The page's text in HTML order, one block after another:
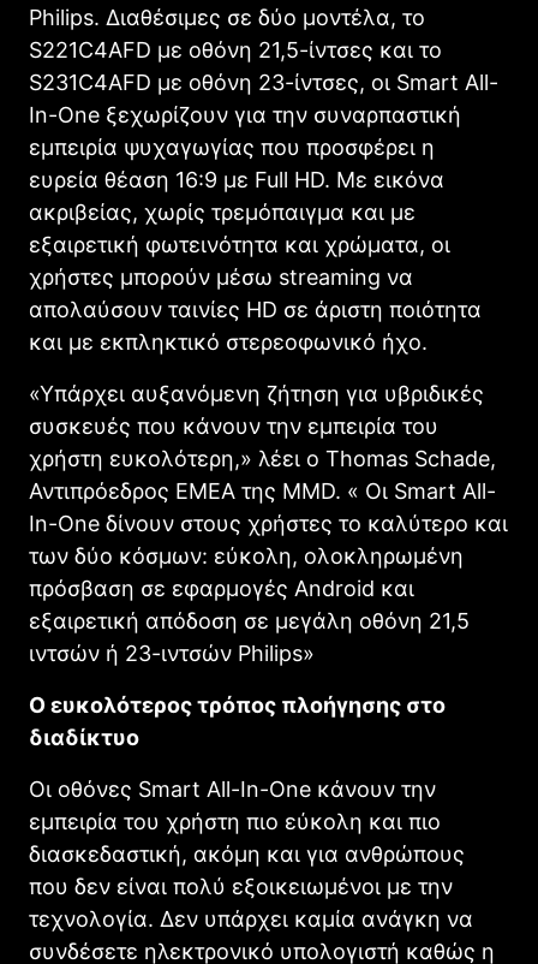
Philips. Διαθέσιμες σε δύο μοντέλα, το
S221C4AFD με οθόνη 21,5-ίντσες και το
S231C4AFD με οθόνη 23-ίντσες, οι Smart All-
In-One ξεχωρίζουν για την συναρπαστική
εμπειρία ψυχαγωγίας που προσφέρει η
ευρεία θέαση 16:9 με Full HD. Με εικόνα
ακριβείας, χωρίς τρεμόπαιγμα και με
εξαιρετική φωτεινότητα και χρώματα, οι
χρήστες μπορούν μέσω streaming να
απολαύσουν ταινίες HD σε άριστη ποιότητα
και με εκπληκτικό στερεοφωνικό ήχο.
«Υπάρχει αυξανόμενη ζήτηση για υβριδικές
συσκευές που κάνουν την εμπειρία του
χρήστη ευκολότερη,» λέει ο Thomas Schade,
Αντιπρόεδρος EMEA της MMD. « Οι Smart All-
In-One δίνουν στους χρήστες το καλύτερο και
των δύο κόσμων: εύκολη, ολοκληρωμένη
πρόσβαση σε εφαρμογές Android και
εξαιρετική απόδοση σε μεγάλη οθόνη 21,5
ιντσών ή 23-ιντσών Philips»
Ο ευκολότερος τρόπος πλοήγησης στο
διαδίκτυο
Οι οθόνες Smart All-In-One κάνουν την
εμπειρία του χρήστη πιο εύκολη και πιο
διασκεδαστική, ακόμη και για ανθρώπους
που δεν είναι πολύ εξοικειωμένοι με την
τεχνολογία. Δεν υπάρχει καμία ανάγκη να
συνδέσετε ηλεκτρονικό υπολογιστή καθώς η